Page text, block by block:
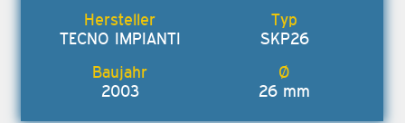
TECNO IMPIANTI SKP26
2003 26 mm